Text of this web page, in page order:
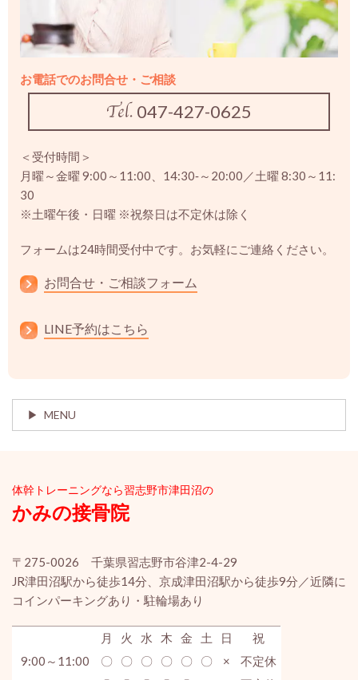
お電話でのお問合せ・ご相談
047-427-0625
＜受付時間＞
月曜～金曜 9:00～11:00、14:30‐～20:00／土曜 8:30～11:
30
※土曜午後・日曜 ※祝祭日は不定休は除く
フォームは24時間受付中です。お気軽にご連絡ください。
お問合せ・ご相談フォーム
LINE予約はこちら
MENU
体幹ト レーニングなら習志野市津田沼の
かみの接骨院
〒275-0026 千葉県習志野市谷津2-4-29
JR津田沼駅から徒歩14分、京成津田沼駅から徒歩9分／近隣に
コインパーキングあり・駐輪場あり
月 火 水 木 金 土 日
祝
9:00～11:00
〇 〇 〇 〇 〇 〇 ×
不定休